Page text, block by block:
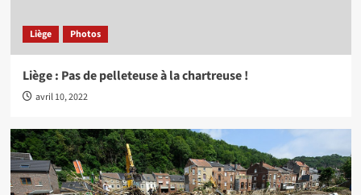
Liège Photos
Liège : Pas de pelleteuse à la chartreuse !
avril 10, 2022